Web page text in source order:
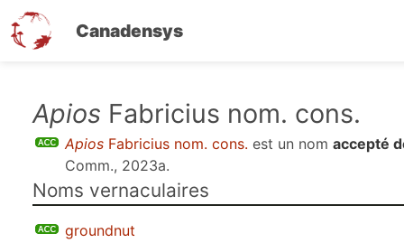
Canadensys
contenu
Apios Fabricius nom. cons.
Apios Fabricius nom. cons. est un nom accepté
Comm., 2023a.
Noms vernaculaires
groundnut